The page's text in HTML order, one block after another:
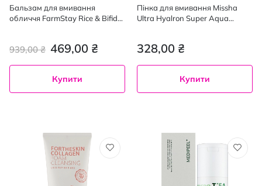
Бальзам для вмивання
обличчя FarmStay Rice & Bifida
469,00 ₴
939,00 ₴
Купити
Пінка для вмивання Missha
Ultra Hyalron Super Aqua
328,00 ₴
Купити